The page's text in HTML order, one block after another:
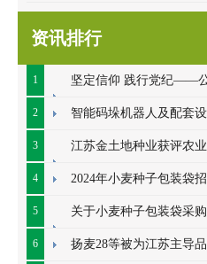
资讯排行
1 坚定信仰 践行党纪——公
日系列活动顺利开展
2 智能码垛机器人及配套
3 江苏金土地种业获评农业
点龙头企业
4 2024年小麦种子包装袋
5 关于小麦种子包装袋采购
的公告
6 扬麦28等被为江苏主导